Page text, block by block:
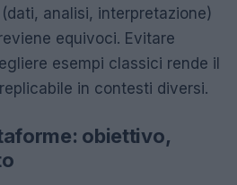
(dati, analisi, interpretazione)
equivoci. Evitare
esempi classici rende il
in contesti diversi.
obiettivo,